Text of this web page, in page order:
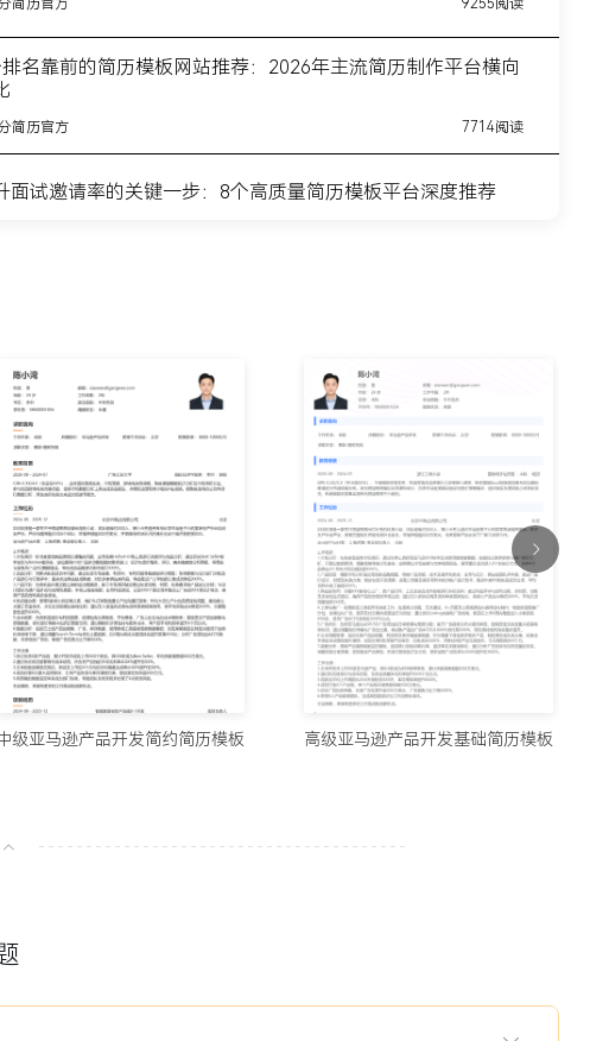
名靠前的简历模板网站推荐：2026年主流简历制作平台横向
简历官方 7714阅读
面试邀请率的关键一步：8个高质量简历模板平台深度推荐
写简历？这8个高质量简历模板网站，帮你轻松迈出求职第一
简历官方 9915阅读
简历为什么总是被筛掉？试试这6个在线简历制作网站
分简历官方 7354阅读
个值得试用的制作简历网站与在线简历工具推荐（2026）
分简历官方
AI简历生成工具实测：从智能制作到优化，国内外精选推荐
让HR眼前一亮的简历：8个值得收藏的简历制作网站
简历官方 9484阅读
级亚马逊产品开发简约简历模板 高级亚马逊产品开发基础简历模板